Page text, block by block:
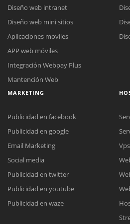
Reunión
Meet para la
Chat
Todos nuestros ejecutivos están fuera
Diseño web intranet
Diseño web mini sitios
Aplicaciones moviles
APP web móviles
Integración Webpay Plus
Mantención Web
MARKETING
Publicidad en facebook
Publicidad en google
Email Marketing
Social media
Publicidad en twitter
Publicidad en youtube
Publicidad en waze
Vps